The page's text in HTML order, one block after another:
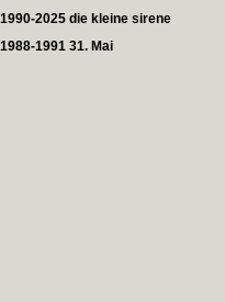
1990-2025 die kleine sirene
1988-1991 31. Mai